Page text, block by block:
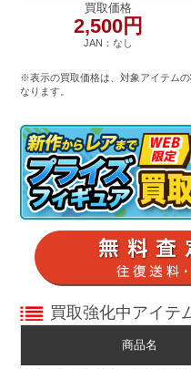
買取価格
2,500円
JAN：なし
※表示の買取価格は、対象アイテム
なります。
買取強化中アイテ
商品名